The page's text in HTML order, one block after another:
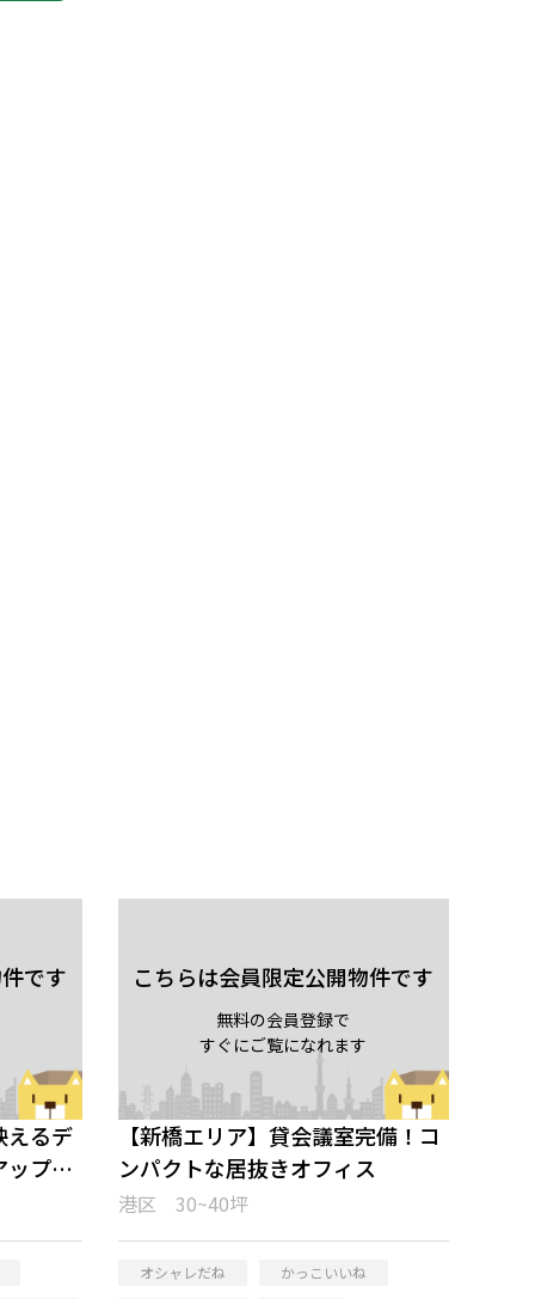
です
えるデ
プオ
こちらは会員限定公開物件です
無料の会員登録で
すぐにご覧になれます
【新橋エリア】貸会議室完備！コ
ンパクトな居抜きオフィス
港区 30~40坪
オシャレだね
かっこいいね